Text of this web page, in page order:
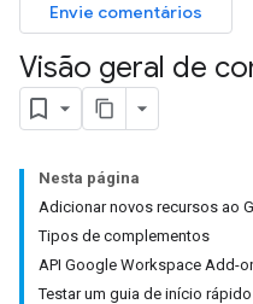
Envie comentários
Visão geral de
Nesta página
Adicionar novos recursos ao
Tipos de complementos
API Google Workspace Add-
Testar um guia de início rápido